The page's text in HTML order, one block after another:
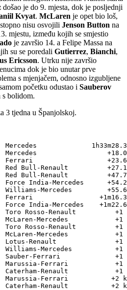
došao je do 9. mjesta, dok je posljednji
Kvyat. McLaren je opet bio loš,
nisu osvojili Jenson Button na
mjestu, između kojih se smjestio
je završio 14. a Felipe Massa na
su se poredali Gutierrez, Bianchi,
Ericsson. Utrku nije završio
dok je bio unutar prve
s mjenjačem, odnosno izgubljene
početku odustao i Sauberov
s bolidom.
3 tjedna u Španjolskoj.
Mercedes
Ferrari
Red Bull-Renault
Red Bull-Renault
India-Mercedes
Mercedes
Ferrari
India-Mercedes
Rosso-Renault          +1
Mercedes            +1
Toro Rosso-Renault          +1
McLaren-Mercedes            +1
Lotus-Renault               +1
Williams-Mercedes           +1
Sauber-Ferrari              +1
Marussia-Ferrari            +1
Caterham-Renault            +1
Marussia-Ferrari           +2
Caterham-Renault           +2